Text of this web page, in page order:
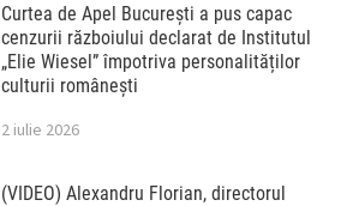
Curtea de Apel București a pus capac
cenzurii războiului declarat de Institutul
„Elie Wiesel” împotriva personalităților
culturii românești
2 iulie 2026
(VIDEO) Alexandru Florian, directorul